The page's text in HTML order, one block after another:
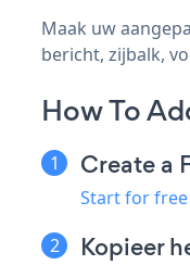
Maak uw
bericht, zijbalk,
How To
Create a
Start for
Kopieer